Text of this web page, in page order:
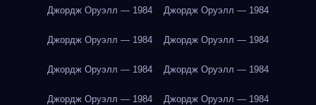
Джордж Оруэлл — 1984 Джордж Оруэлл — 1984
Джордж Оруэлл — 1984 Джордж Оруэлл — 1984
Джордж Оруэлл — 1984 Джордж Оруэлл — 1984
Джордж Оруэлл — 1984 Джордж Оруэлл — 1984